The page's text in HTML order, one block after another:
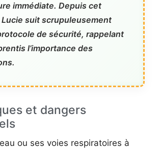
immédiate. Depuis cet
suit scrupuleusement
de sécurité, rappelant
l’importance des
et dangers
ou ses voies respiratoires à